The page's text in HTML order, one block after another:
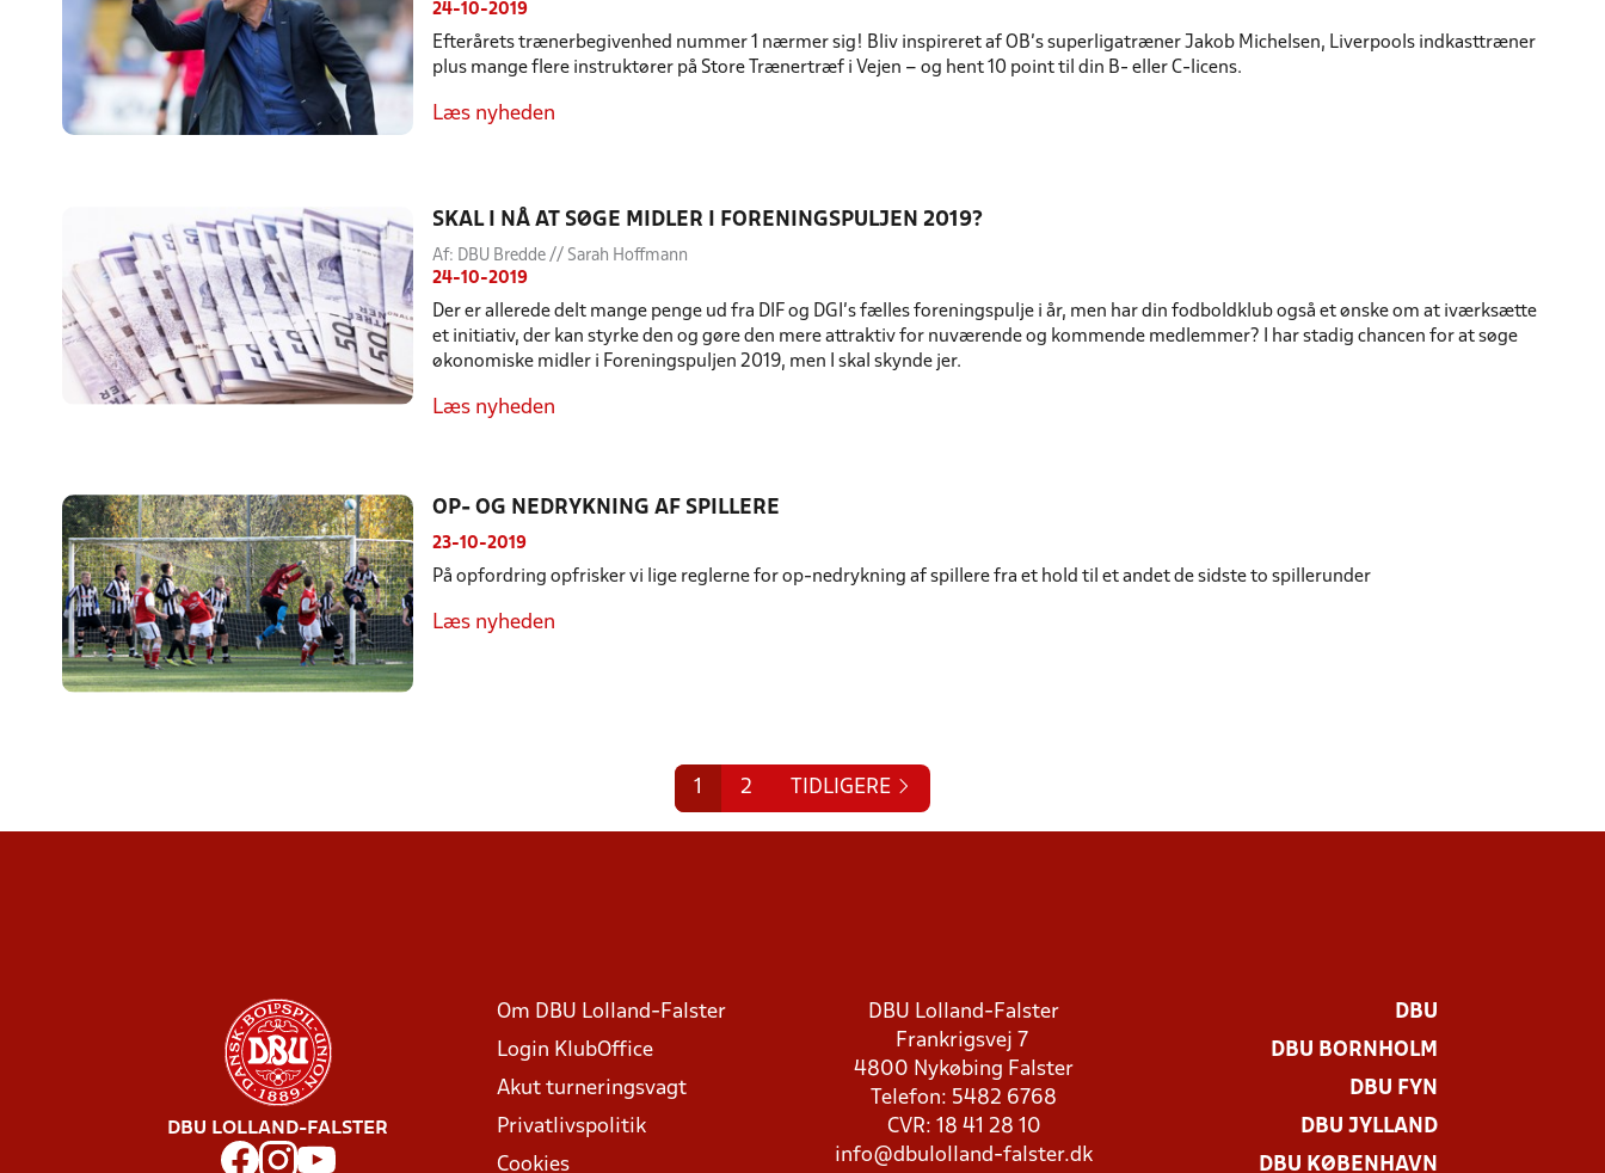
24-10-2019
Efterårets trænerbegivenhed nummer 1 nærmer sig! Bliv inspireret af OB’s superligatræner Jakob Michelsen, Liverpools indkasttræner
plus mange flere instruktører på Store Trænertræf i Vejen – og hent 10 point til din B- eller C-licens.
Læs nyheden
SKAL I NÅ AT SØGE MIDLER I FORENINGSPULJEN 2019?
Af: DBU Bredde // Sarah Hoffmann
24-10-2019
Der er allerede delt mange penge ud fra DIF og DGI’s fælles foreningspulje i år, men har din fodboldklub også et ønske om at iværksætte
et initiativ, der kan styrke den og gøre den mere attraktiv for nuværende og kommende medlemmer? I har stadig chancen for at søge
økonomiske midler i Foreningspuljen 2019, men I skal skynde jer.
Læs nyheden
OP- OG NEDRYKNING AF SPILLERE
23-10-2019
På opfordring opfrisker vi lige reglerne for op-nedrykning af spillere fra et hold til et andet de sidste to spillerunder
Læs nyheden
1 2 TIDLIGERE
DBU LOLLAND-FALSTER
Om DBU Lolland-Falster
Login KlubOffice
Akut turneringsvagt
Privatlivspolitik
Cookies
DBU Lolland-Falster
Frankrigsvej 7
4800 Nykøbing Falster
Telefon: 5482 6768
CVR: 18 41 28 10
info@dbulolland-falster.dk
DBU
DBU BORNHOLM
DBU FYN
DBU JYLLAND
DBU KØBENHAVN